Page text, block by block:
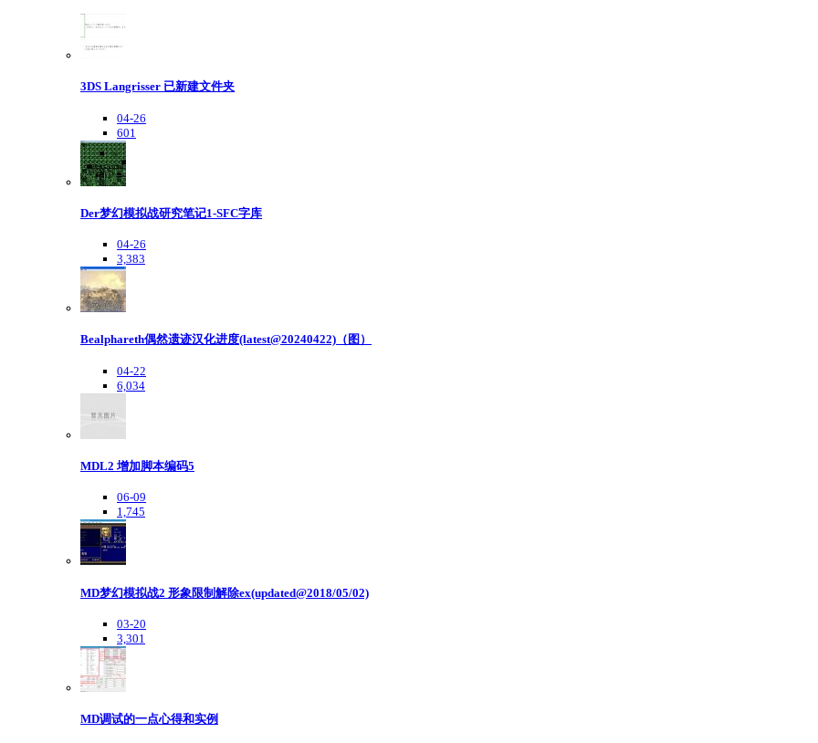
3DS Langrisser 已新建文件夹
04-26
601
Der梦幻模拟战研究笔记1-SFC字库
04-26
3,383
Bealphareth偶然遗迹汉化进度(latest@20240422)（图）
04-22
6,034
MDL2 增加脚本编码5
06-09
1,745
MD梦幻模拟战2 形象限制解除ex(updated@2018/05/02)
03-20
3,301
MD调试的一点心得和实例